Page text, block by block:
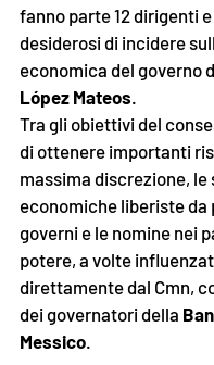
fanno parte 12 dirigenti
desiderosi di incidere
economica del governo
López Mateos.
Tra gli obiettivi del
di ottenere importanti
massima discrezione, le
economiche liberiste da
governi e le nomine nei
potere, a volte
direttamente dal Cmn,
dei governatori della
Messico.